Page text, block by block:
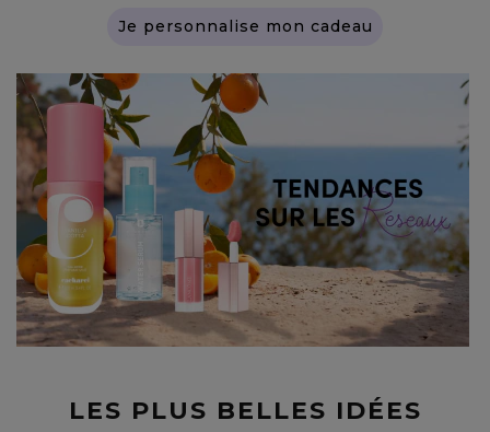
Je personnalise mon cadeau
LES PLUS BELLES IDÉES